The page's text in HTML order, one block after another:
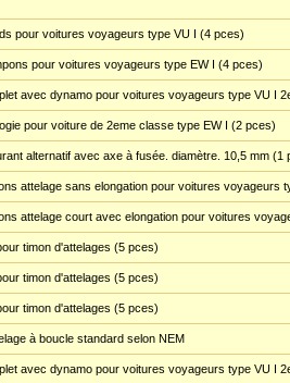
pour voitures voyageurs type VU I (4 pces)
pour voitures voyageurs type EW I (4 pces)
avec dynamo pour voitures voyageurs type VU I
pour voiture de 2eme classe type EW I (2 pces)
alternatif avec axe à fusée. diamètre. 10,5 mm (1
attelage sans elongation pour voitures voyageurs
attelage court avec elongation pour voitures
timon d'attelages (5 pces)
timon d'attelages (5 pces)
timon d'attelages (5 pces)
à boucle standard selon NEM
avec dynamo pour voitures voyageurs type VU I